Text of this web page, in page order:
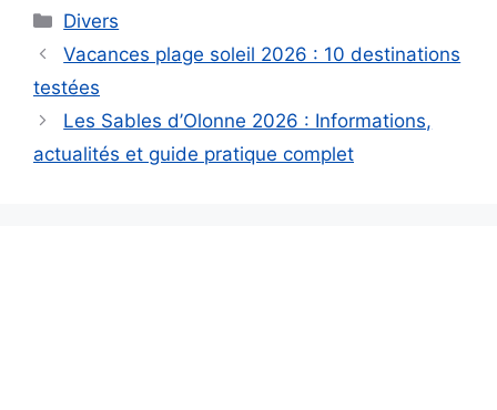
Catégories
Divers
Vacances plage soleil 2026 : 10 destinations
testées
Les Sables d’Olonne 2026 : Informations,
actualités et guide pratique complet